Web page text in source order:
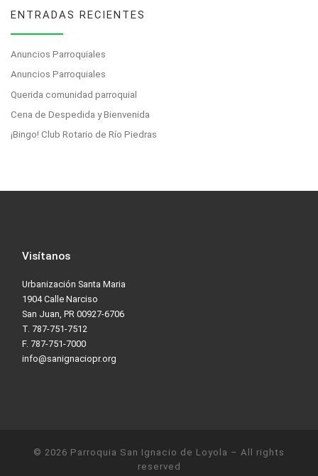
ENTRADAS RECIENTES
Anuncios Parroquiales
Anuncios Parroquiales
Querida comunidad parroquial
Cena de Despedida y Bienvenida
¡Bingo! Club Rotario de Río Piedras
Visítanos
Urbanización Santa Maria
1904 Calle Narciso
San Juan, PR 00927-6706
T. 787-751-7512
F. 787-751-7000
info@sanignaciopr.org
© 2026 Parroquia San Ignacio de Loyola – All rights
reserved